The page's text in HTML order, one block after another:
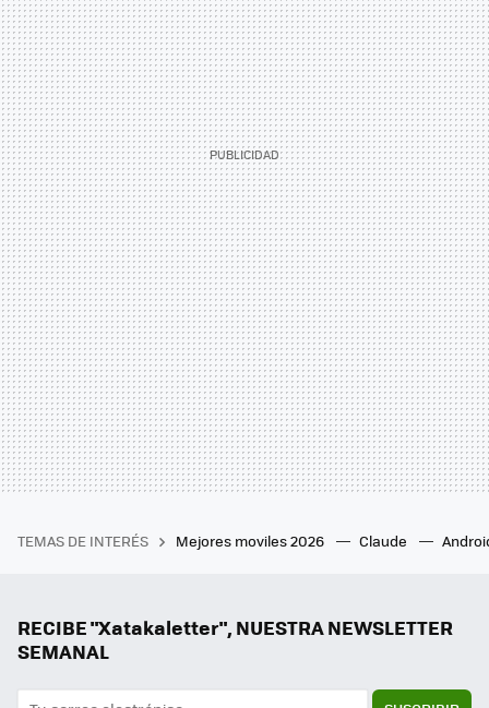
TEMAS DE INTERÉS Mejores moviles 2026 Claude
RECIBE "Xatakaletter", NUESTRA NEWSLETTER
SEMANAL